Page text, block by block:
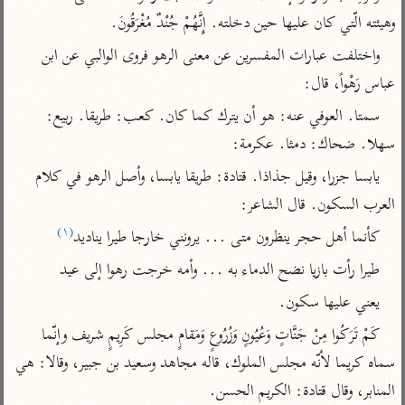
تفسير السمرقندي
تفسير الثعلبي
تفسير أبي السعود
الكشاف للزمخشري
الدر المنثور
تفسير ابن أبي حاتم
تفسير مقاتل
تفسير قتادة
اشترك لتصلك أخبار مشاريعنا
اشترك
تعليمات•عن الباحث القرآني
وهيئته الّتي كان عليها حين دخلته. إِنَّهُمْ جُنْدٌ مُغْرَقُونَ.
عباس رَهْواً، قال:
سهلا. ضحاك: دمثا. عكرمة:
العرب السكون. قال الشاعر:
كأنما أهل حجر ينظرون متى ... يرونني خارجا طيرا يناديد(١)
طيرا رأت بازيا نضح الدماء به ... وأمه خرجت رهوا إلى عيد
يعني عليها سكون.
المنابر، وقال قتادة: الكريم الحسن.